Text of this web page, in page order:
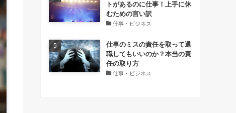
トがあるのに仕事！上手に休
むための言い訳
仕事・ビジネス
仕事のミスの責任を取って退
職してもいいのか？本当の責
任の取り方
仕事・ビジネス